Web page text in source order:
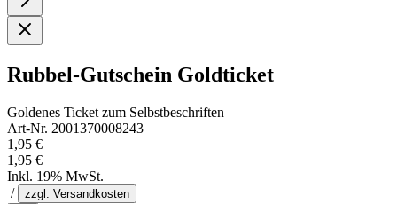
Rubbel-Gutschein Goldticket
Goldenes Ticket zum Selbstbeschriften
Art-Nr. 2001370008243
1,95 €
1,95 €
Inkl. 19% MwSt.
/
zzgl. Versandkosten